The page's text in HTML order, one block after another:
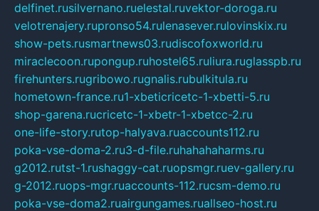
delfinet.rusilvernano.ruelestal.ruvektor-doroga.ru
velotrenajery.rupronso54.rulenasever.rulovinskix.ru
show-pets.rusmartnews03.rudiscofoxworld.ru
miraclecoon.rupongup.ruhostel65.ruliura.ruglasspb.ru
firehunters.rugribowo.rugnalis.rubulkitula.ru
hometown-france.ru1-xbeticricetc-1-xbetti-5.ru
shop-garena.rucricetc-1-xbetr-1-xbetcc-2.ru
one-life-story.rutop-halyava.ruaccounts112.ru
poka-vse-doma-2.ru3-d-file.ruhahahaharms.ru
g2012.rutst-1.rushaggy-cat.ruopsmgr.ruev-gallery.ru
g-2012.ruops-mgr.ruaccounts-112.rucsm-demo.ru
poka-vse-doma2.ruairgungames.ruallseo-host.ru